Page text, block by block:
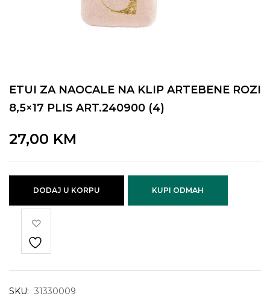
ETUI ZA NAOCALE NA KLIP ARTEBENE ROZI
8,5×17 PLIS ART.240900 (4)
27,00 KM
DODAJ U KORPU KUPI ODMAH
SKU: 31330009